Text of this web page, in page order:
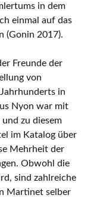
in dem
einmal auf das
(Gonin 2017).
Freunde der
von
in
Nyon war mit
zu diesem
im Katalog über
Mehrheit der
Obwohl die
sind zahlreiche
Martinet selber